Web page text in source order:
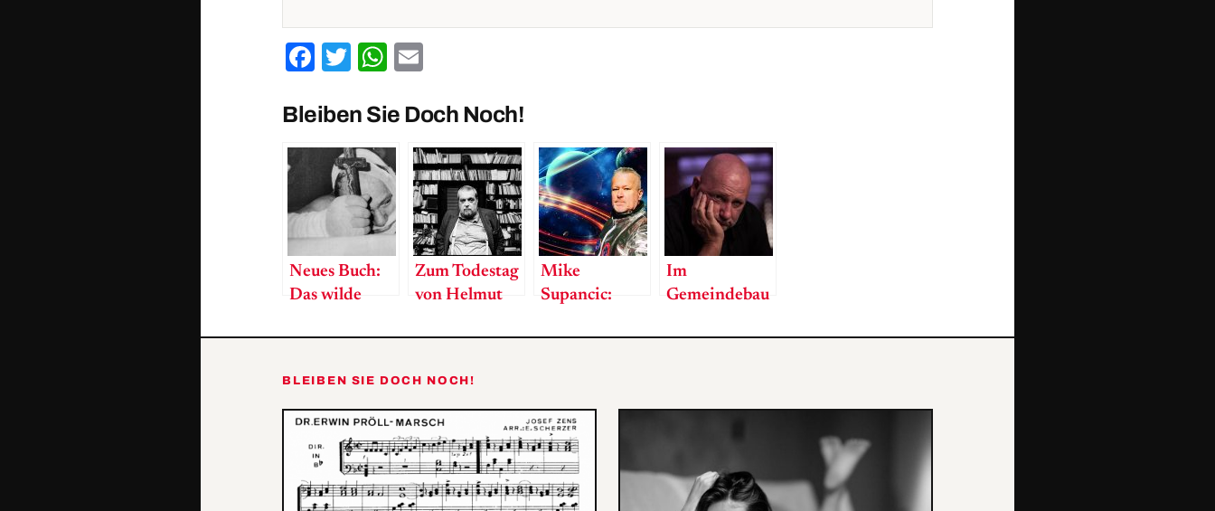
Facebook
TwitterWhatsApp
Bleiben Sie Doch Noch!
Neues Buch:
Das wilde
Udo Proksch
Zum Todestag
von Helmut
Der
Mike
Supancic:
an die
Im
Gemeindebau
BLEIBEN SIE DOCH NOCH!